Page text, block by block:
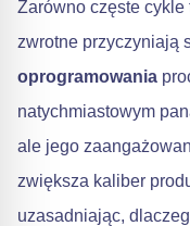
Zarówno częste
zwrotne przyczyniają
oprogramowania
natychmiastowym
ale jego
zwiększa kaliber
uzasadniając,